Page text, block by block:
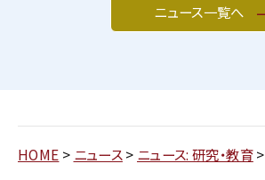
ニュース一覧へ
HOME > ニュース> ニュース: 研究・教育>